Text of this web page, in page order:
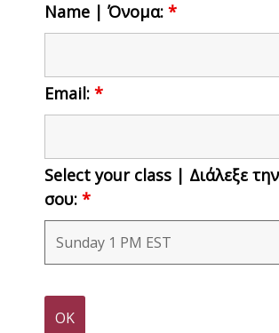
Name | Όνομα: *
Email: *
Select your class | Διάλεξε
σου: *